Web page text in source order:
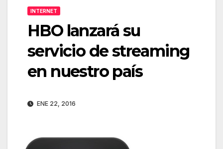
INTERNET
HBO lanzará su
servicio de streaming
en nuestro país
ENE 22, 2016